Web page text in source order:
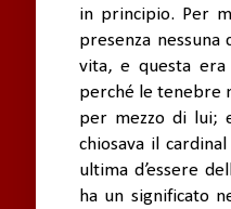
in principio. Per
presenza
vita, e questa
perché le tenebre
per mezzo di lui;
chiosava il
ultima d’essere
ha un significato